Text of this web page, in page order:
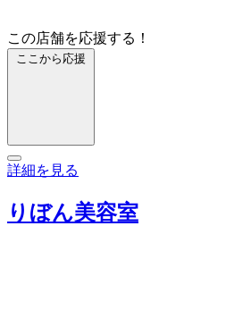
この店舗を応援する！
ここから応援
詳細を見る
りぼん美容室